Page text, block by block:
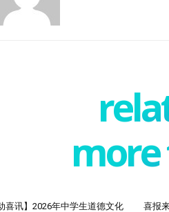
喜讯】2026年中学生道德文化
喜报